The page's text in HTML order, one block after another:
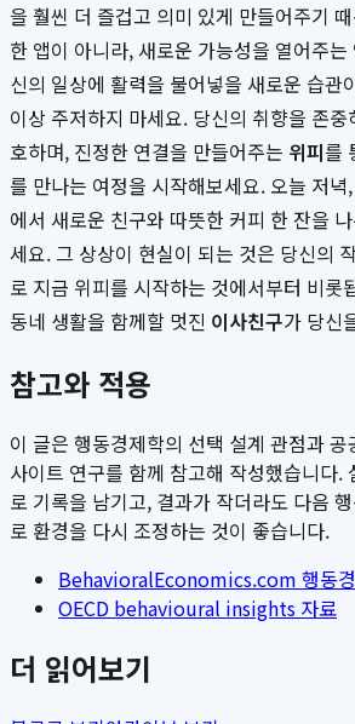
을 훨씬 더 즐겁고 의미 있게 만들어주기
한 앱이 아니라, 새로운 가능성을 열어주
신의 일상에 활력을 불어넣을 새로운 습관
이상 주저하지 마세요. 당신의 취향을 존
호하며, 진정한 연결을 만들어주는 위피를
를 만나는 여정을 시작해보세요. 오늘 저녁
에서 새로운 친구와 따뜻한 커피 한 잔을
세요. 그 상상이 현실이 되는 것은 당신의
로 지금 위피를 시작하는 것에서부터 비롯
동네 생활을 함께할 멋진 이사친구가 당신
참고와 적용
이 글은 행동경제학의 선택 설계 관점과
사이트 연구를 함께 참고해 작성했습니다.
로 기록을 남기고, 결과가 작더라도 다음
로 환경을 다시 조정하는 것이 좋습니다.
BehavioralEconomics.com 행동
OECD behavioural insights 자료
더 읽어보기